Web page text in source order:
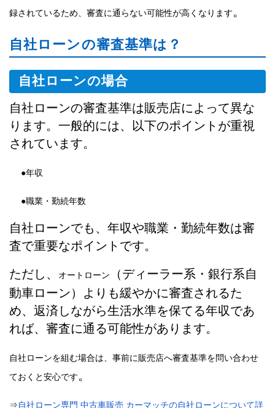
録されているため、審査に通らない可能性が高くなります。
自社ローンの審査基準は？
自社ローンの場合
自社ローンの審査基準は販売店によって異な
ります。一般的には、以下のポイントが重視
されています。
●年収
●職業・勤続年数
自社ローンでも、年収や職業・勤続年数は審
査で重要なポイントです。
ただし、 オートローン
（ディーラー系・銀行系自
動車ローン）よりも緩やかに審査されるた
め、返済しながら生活水準を保てる年収であ
れば、審査に通る可能性があります。
自社ローンを組む場合は、事前に販売店へ審査基準を問い合わせ
ておくと安心です。
⇒自社ローン専門 中古車販売 カーマッチの自社ローンについて詳